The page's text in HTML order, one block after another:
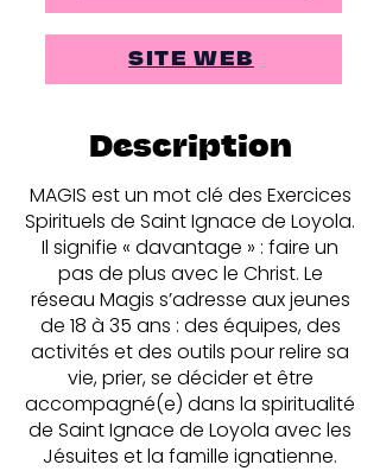
SITE WEB
Description
MAGIS est un mot clé des Exercices
Spirituels de Saint Ignace de Loyola.
Il signifie « davantage » : faire un
pas de plus avec le Christ. Le
réseau Magis s’adresse aux jeunes
de 18 à 35 ans : des équipes, des
activités et des outils pour relire sa
vie, prier, se décider et être
accompagné(e) dans la spiritualité
de Saint Ignace de Loyola avec les
Jésuites et la famille ignatienne.